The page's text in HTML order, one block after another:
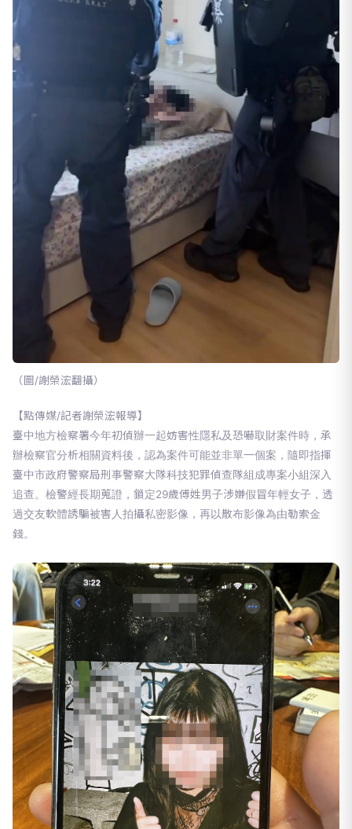
（圖/謝榮浤翻攝）
【點傳媒/記者謝榮浤報導】
臺中地方檢察署今年初偵辦一起妨害性隱私及恐嚇取財案件時，承
辦檢察官分析相關資料後，認為案件可能並非單一個案，隨即指揮
臺中市政府警察局刑事警察大隊科技犯罪偵查隊組成專案小組深入
追查。檢警經長期蒐證，鎖定29歲傅姓男子涉嫌假冒年輕女子，透
過交友軟體誘騙被害人拍攝私密影像，再以散布影像為由勒索金
錢。